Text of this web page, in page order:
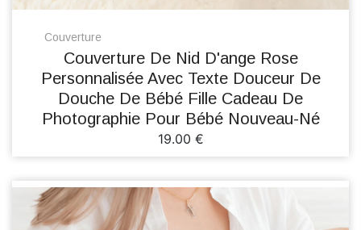
Couverture
Couverture De Nid D'ange Rose
Personnalisée Avec Texte Douceur De
Douche De Bébé Fille Cadeau De
Photographie Pour Bébé Nouveau-Né
19.00 €